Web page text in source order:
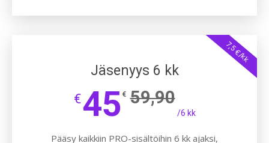
7,5 €/kk
Jäsenyys 6 kk
€45 € 59,90
/6 kk
Pääsy kaikkiin PRO-sisältöihin 6 kk ajaksi,